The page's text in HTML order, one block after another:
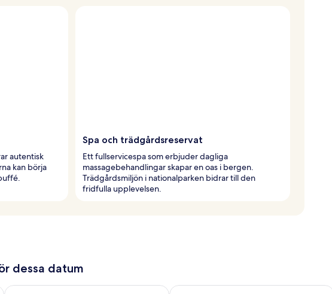
autentisk
kan börja
Spa och trädgårdsreservat
Ett fullservicespa som erbjuder dagliga
massagebehandlingar skapar en oas i bergen.
Trädgårdsmiljön i nationalparken bidrar till den
fridfulla upplevelsen.
dessa datum
8 - aug. 9
Kontrollera tillgängligheten för imorgon aug. 9 - aug. 10Kontrollera tillgängligheten för den